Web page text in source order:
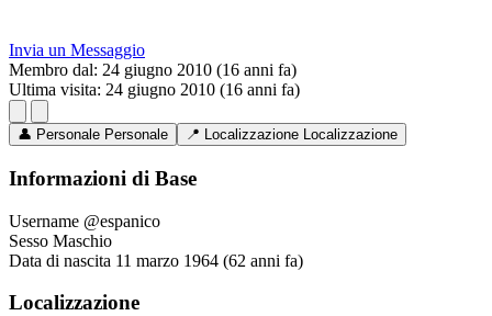
Invia un Messaggio
Membro dal: 24 giugno 2010 (16 anni fa)
Ultima visita: 24 giugno 2010 (16 anni fa)
👤 Personale Personale 📍 Localizzazione Localizzazione
Informazioni di Base
Username @espanico
Sesso Maschio
Data di nascita 11 marzo 1964 (62 anni fa)
Localizzazione